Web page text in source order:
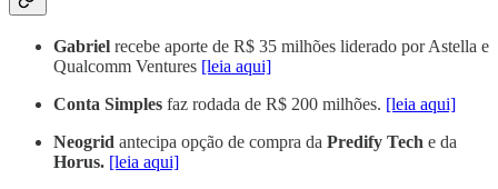
Gabriel recebe aporte de R$ 35 milhões liderado por Astella e
Qualcomm Ventures [leia aqui]
Conta Simples faz rodada de R$ 200 milhões. [leia aqui]
Neogrid antecipa opção de compra da Predify Tech e da
Horus. [leia aqui]